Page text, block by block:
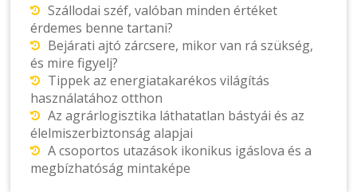
Szállodai széf, valóban minden értéket
érdemes benne tartani?
Bejárati ajtó zárcsere, mikor van rá szükség,
és mire figyelj?
Tippek az energiatakarékos világítás
használatához otthon
Az agrárlogisztika láthatatlan bástyái és az
élelmiszerbiztonság alapjai
A csoportos utazások ikonikus igáslova és a
megbízhatóság mintaképe